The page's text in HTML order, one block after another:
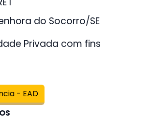
do Socorro/SE
Privada com fins
- EAD